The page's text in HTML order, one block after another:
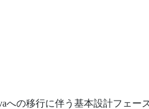
への移行に伴う基本設計フェ